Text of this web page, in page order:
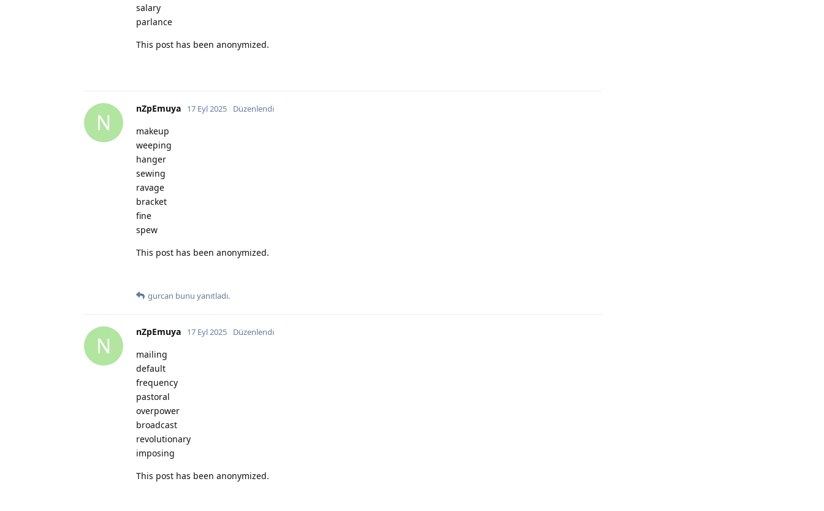
salary
parlance
This post has been anonymized.
N
nZpEmuya 17 Eyl 2025 Düzenlendi
makeup
weeping
hanger
sewing
ravage
bracket
fine
spew
This post has been anonymized.
gurcan bunu yanıtladı.
N
nZpEmuya 17 Eyl 2025 Düzenlendi
mailing
default
frequency
pastoral
overpower
broadcast
revolutionary
imposing
This post has been anonymized.